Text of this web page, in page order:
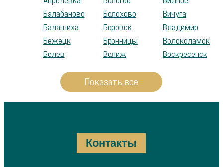
Балабаново
Балашиха
Бежецк
Белев
Болохово
Боровск
Бронницы
Велиж
Вичуга
Владимир
Волоколамск
Воскресенск
Показать все
Контакты